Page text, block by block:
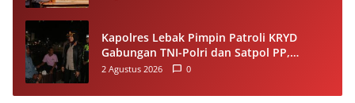
Kapolres Lebak Pimpin Patroli KRYD
Gabungan TNI-Polri dan Satpol PP,
Antisipasi Curanmor hingga Balap Liar
2 Agustus 2026 0